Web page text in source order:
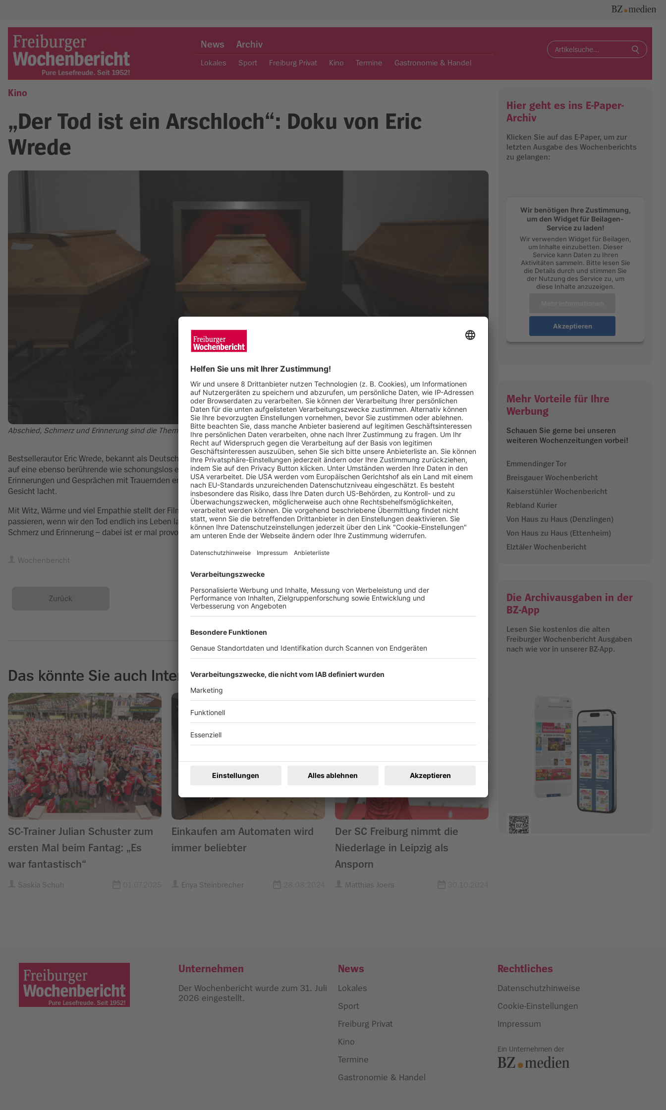
content
Freiburger Wochenbericht
News Archiv
Lokales Sport Freiburg Privat Kino Termine Gastronomie & Handel
Search
for:
Kino
„Der Tod ist ein Arschloch“: Doku von Eric
Wrede
Abschied, Schmerz und Erinnerung sind die Themen dieser tiefgründigen Dokumentation. Foto: Mindjazz
Bestsellerautor Eric Wrede, bekannt als Deutschlands wohl unkonventionellster Bestatter, nimmt uns in „Der Tod ist ein Arschloch“ mit
auf eine ebenso berührende wie schonungslos ehrliche Reise an den Rand des Lebens. Zwischen Krematorien, Wohnzimmern voller
Erinnerungen und Gesprächen mit Trauernden entsteht ein Film, der dem Tod nicht ehrfürchtig die Hand reicht, sondern ihm frech ins
Gesicht lacht.
Mit Witz, Wärme und viel Empathie stellt der Film die Frage: Warum verdrängen wir das Unvermeidliche so konsequent – und was würde
passieren, wenn wir den Tod endlich ins Leben lassen? Eric Wrede öffnet in der Doku die Türen zu einem neuen Umgang mit Abschied,
Schmerz und Erinnerung – dabei ist er mal provokant, mal tiefgründig, aber immer menschlich. (fwb)
Wochenbericht
Zurück
Hier geht es ins E-Paper-
Archiv
Klicken Sie auf das E-Paper, um zur
letzten Ausgabe des Wochenberichts
zu gelangen:
Wir benötigen Ihre Zustimmung,
um den Widget für Beilagen-
Service zu laden!
Wir verwenden Widget für Beilagen,
um Inhalte einzubetten. Dieser
Service kann Daten zu Ihren
Aktivitäten sammeln. Bitte lesen Sie
die Details durch und stimmen Sie
der Nutzung des Service zu, um
diese Inhalte anzuzeigen.
Akzeptieren
Mehr Vorteile für Ihre
Werbung
Schauen Sie gerne bei unseren
weiteren Wochenzeitungen vorbei!
Emmendinger Tor
Breisgauer Wochenbericht
Kaiserstühler Wochenbericht
Rebland Kurier
Von Haus zu Haus (Denzlingen)
Von Haus zu Haus (Ettenheim)
Elztäler Wochenbericht
Die Archivausgaben in der
BZ-App
Lesen Sie kostenlos die alten
Freiburger Wochenbericht Ausgaben
nach wie vor in unserer BZ-App.
Das könnte Sie auch Interessieren
SC-Trainer Julian Schuster zum
ersten Mal beim Fantag: „Es
war fantastisch“
Saskia Schuh
Einkaufen am Automaten wird
immer beliebter
Enya Steinbrecher
Der SC Freiburg nimmt die
Niederlage in Leipzig als
Ansporn
Matthias Joers
Unternehmen
Der Wochenbericht wurde zum 31. Juli
2026 eingestellt.
News
Lokales
Sport
Freiburg Privat
Kino
Termine
Gastronomie & Handel
Rechtliches
Datenschutzhinweise
Cookie-Einstellungen
Impressum
Ein Unternehmen der